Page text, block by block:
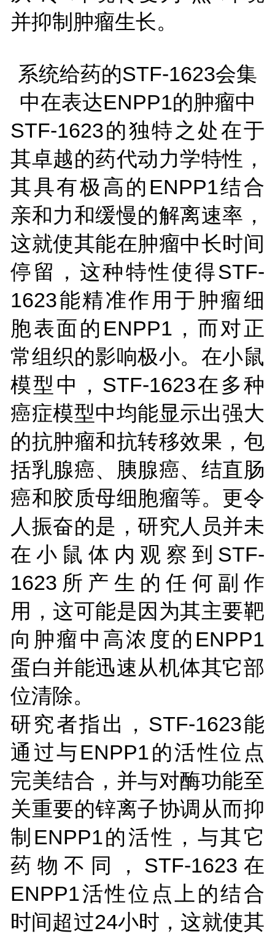
并抑制肿瘤生长。
系统给药的STF-1623会集
中在表达ENPP1的肿瘤中
STF-1623的独特之处在于
其卓越的药代动力学特性，
其具有极高的ENPP1结合
亲和力和缓慢的解离速率，
这就使其能在肿瘤中长时间
停留，这种特性使得STF-
1623能精准作用于肿瘤细
胞表面的ENPP1，而对正
常组织的影响极小。在小鼠
模型中，STF-1623在多种
癌症模型中均能显示出强大
的抗肿瘤和抗转移效果，包
括乳腺癌、胰腺癌、结直肠
癌和胶质母细胞瘤等。更令
人振奋的是，研究人员并未
在小鼠体内观察到STF-
1623所产生的任何副作
用，这可能是因为其主要靶
向肿瘤中高浓度的ENPP1
蛋白并能迅速从机体其它部
位清除。
研究者指出，STF-1623能
通过与ENPP1的活性位点
完美结合，并与对酶功能至
关重要的锌离子协调从而抑
制ENPP1的活性，与其它
药物不同，STF-1623在
ENPP1活性位点上的结合
时间超过24小时，这就使其